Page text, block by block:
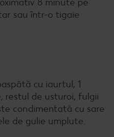
sau într-o tigaie
cu iaurtul, 1
restul de usturoi, fulgii
condimentată cu sare
de gulie umplute.